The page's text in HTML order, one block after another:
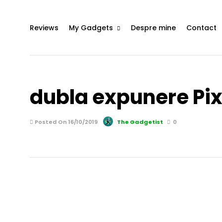
Reviews My Gadgets Despre mine Contact
dubla expunere
Posted On 16/10/2019 The Gadgetist 0